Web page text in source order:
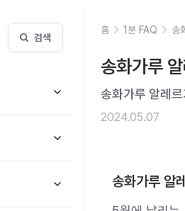
검색
홈 1분 FAQ 송
송화가루
송화가루 알레
2024.05.07
송화가루 알